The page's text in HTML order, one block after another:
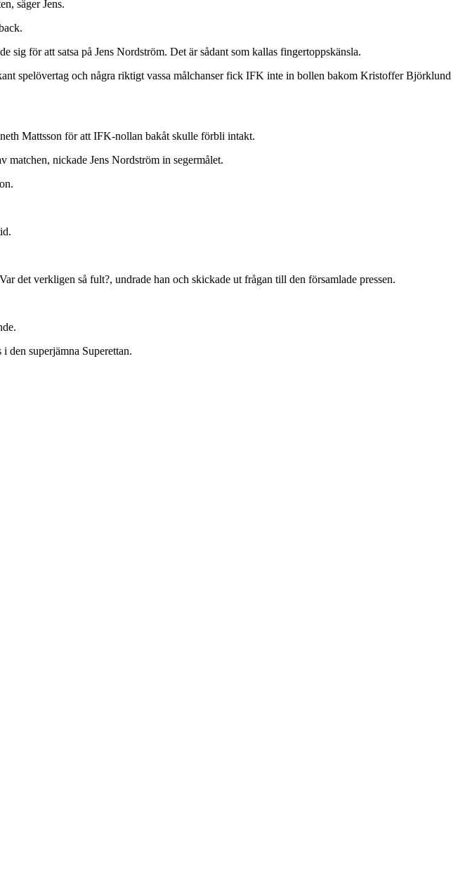
säger Jens.
sig för att satsa på Jens Nordström. Det är sådant som kallas fingertoppskänsla.
spelövertag och några riktigt vassa målchanser fick IFK inte in bollen bakom Kristoffer Björklund
Mattsson för att IFK-nollan bakåt skulle förbli intakt.
nickade Jens Nordström in segermålet.
det verkligen så fult?, undrade han och skickade ut frågan till den församlade pressen.
den superjämna Superettan.